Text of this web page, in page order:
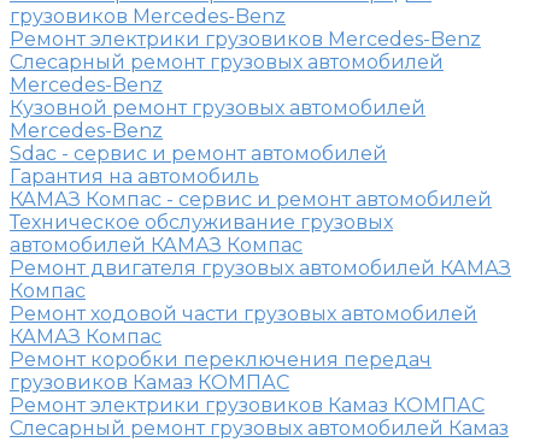
грузовиков Mercedes-Benz
Ремонт электрики грузовиков Mercedes-Benz
Слесарный ремонт грузовых автомобилей
Mercedes-Benz
Кузовной ремонт грузовых автомобилей
Mercedes-Benz
Sdac - сервис и ремонт автомобилей
Гарантия на автомобиль
КАМАЗ Компас - сервис и ремонт автомобилей
Техническое обслуживание грузовых
автомобилей КАМАЗ Компас
Ремонт двигателя грузовых автомобилей КАМАЗ
Компас
Ремонт ходовой части грузовых автомобилей
КАМАЗ Компас
Ремонт коробки переключения передач
грузовиков Камаз КОМПАС
Ремонт электрики грузовиков Камаз КОМПАС
Слесарный ремонт грузовых автомобилей Камаз